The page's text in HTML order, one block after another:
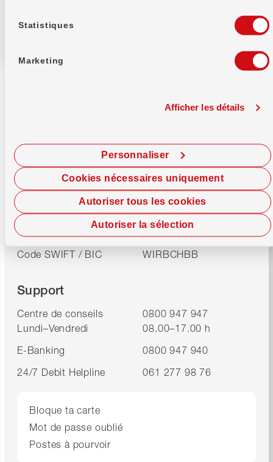
Statistiques
Marketing
Afficher les détails
Autoriser tous les cookies
Personnaliser
Autoriser la sélection
Cookies nécessaires uniquement
Banque WIR soc. coopérative
4002 Bâle
Informations bancaires
IID (Numéro de
compensation)
8391
Code SWIFT / BIC WIRBCHBB
Support
Centre de conseils
0800 947 947
Lundi–Vendredi
08.00–17.00 h
E-Banking
0800 947 940
24/7 Debit Helpline
061 277 98 76
Bloque ta carte
Mot de passe oublié
Postes à pourvoir